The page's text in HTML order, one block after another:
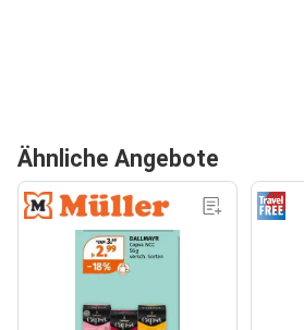
Ähnliche Angebote